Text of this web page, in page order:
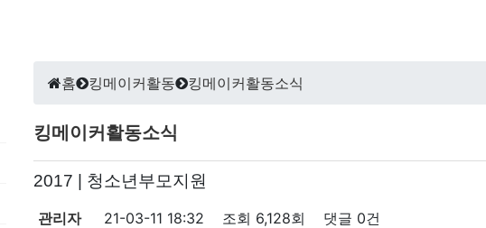
홈 킹메이커활동 킹메이커활동소식
킹메이커활동소식
2017 | 청소년부모지원
관리자 21-03-11 18:32 조회 6,128회 댓글 0건